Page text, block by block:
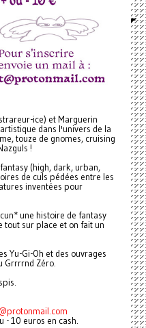
ice) et Marguerin
dans l'univers de la
touze de gnomes, cruising
!
(high, dark, urban,
de culs pédées entre les
inventées pour
une histoire de fantasy
tout sur place et on fait un
Yu-Gi-Oh et des ouvrages
Grrrrnd Zéro.
- 10 euros en cash.